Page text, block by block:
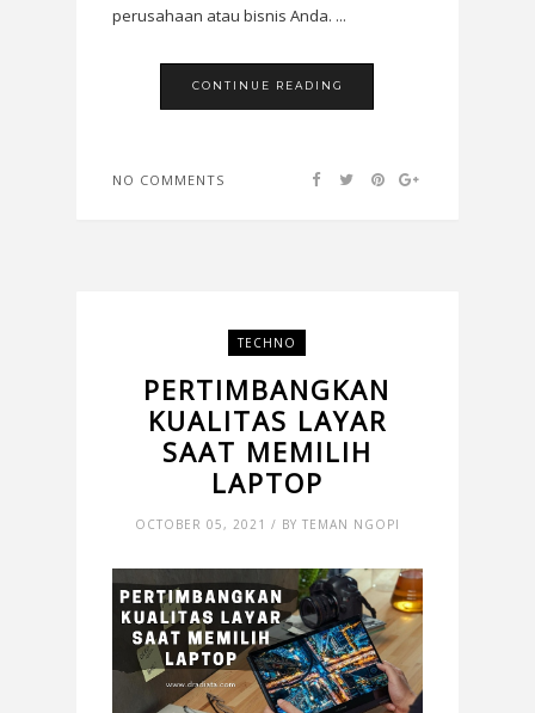
perusahaan atau bisnis Anda. ...
CONTINUE READING
NO COMMENTS
TECHNO
PERTIMBANGKAN
KUALITAS LAYAR
SAAT MEMILIH
LAPTOP
OCTOBER 05, 2021 / BY TEMAN NGOPI